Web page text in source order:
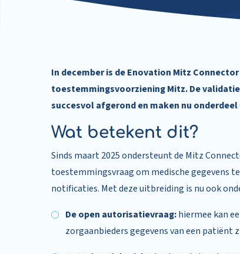
In december is de Enovation Mitz
toestemmingsvoorziening Mitz. De
succesvol afgerond en maken nu
Wat betekent dit?
Sinds maart 2025 ondersteunt de Mitz
toestemmingsvraag om medische gegevens
notificaties. Met deze uitbreiding is nu ook
De open autorisatievraag:hiermee kan
zorgaanbieders gegevens van een patiënt